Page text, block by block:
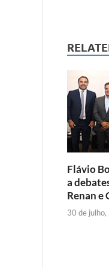
Flávio
a
Renan e
30 de